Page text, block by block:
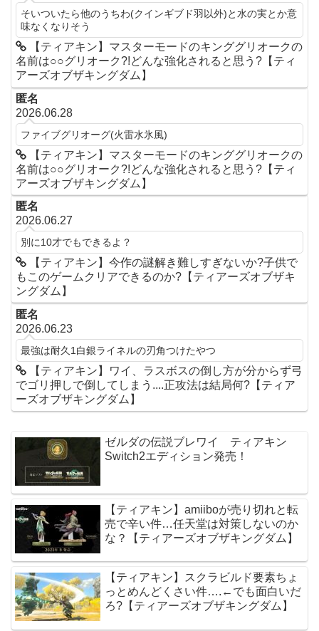
そいついたら他のうちわ(クインギブド羽以外)と水の実とか意
味なくなりそう
【ティアキン】マスターモードのキンググリオークの
名前は○○グリオーク?!どんな強化されると思う?【ティ
アーズオブザキングダム】
匿名
2026.06.28
ファイブグリオーグ(火雷水氷風)
【ティアキン】マスターモードのキンググリオークの
名前は○○グリオーク?!どんな強化されると思う?【ティ
アーズオブザキングダム】
匿名
2026.06.27
別に10才でもできるよ？
【ティアキン】今作の謎解き難しすぎないか?子供で
もこのゲームクリアできるのか?【ティアーズオブザキ
ングダム】
匿名
2026.06.23
最強は耐久1白銀ライネルの刃角つけたやつ
【ティアキン】ワイ、ラスボスの倒し方が分からず弓
でゴリ押しで倒してしまう....正攻法は結局何?【ティア
ーズオブザキングダム】
ゼルダの伝説ブレワイ ティアキン
Switch2エディション発売！
【ティアキン】amiiboが売り切れと転
売で辛い件…任天堂は対策しないのか
な？【ティアーズオブザキングダム】
【ティアキン】スクラビルド要素ちょ
っとめんどくさい件….←でも面白いだ
ろ?【ティアーズオブザキングダム】